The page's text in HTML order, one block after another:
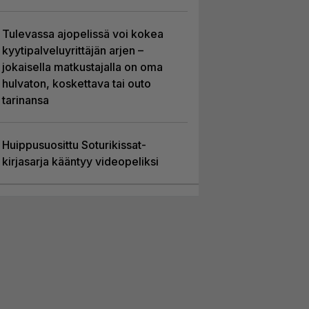
Tulevassa ajopelissä voi kokea
kyytipalveluyrittäjän arjen –
jokaisella matkustajalla on oma
hulvaton, koskettava tai outo
tarinansa
Huippusuosittu Soturikissat-
kirjasarja kääntyy videopeliksi